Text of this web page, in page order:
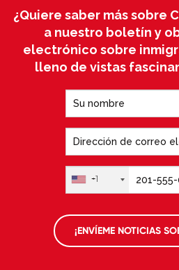
¿Quiere saber más sobre
a nuestro boletín y
electrónico sobre
lleno de vistas
+1
¡ENVÍEME NOTICIAS